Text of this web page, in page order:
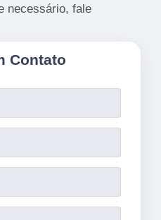
necessário, fale
Contato